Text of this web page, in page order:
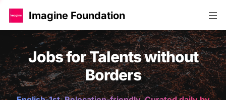
Imagine Foundation
Jobs for Talents without
Borders